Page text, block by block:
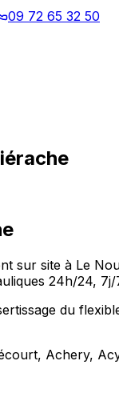
09 72 65 32 50
sur site à Le
24h/24,
du
Achery,